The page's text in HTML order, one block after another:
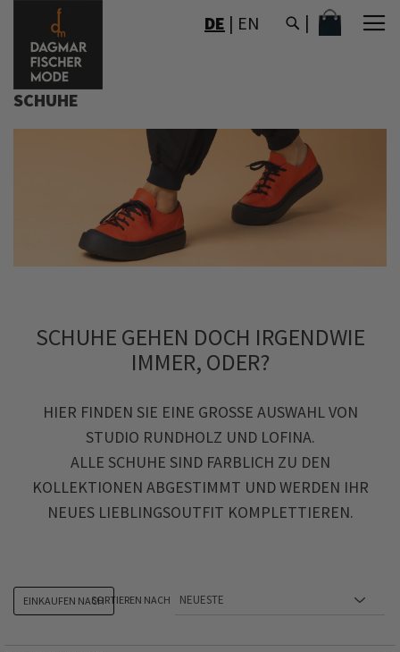
ZUM
DE | EN MEIN
SCHUHE
SCHUHE GEHEN DOCH IRGENDWIE
IMMER, ODER?
HIER FINDEN SIE EINE GROSSE AUSWAHL VON S
TUDIO RUNDHOLZ UND LOFINA.
ALLE SCHUHE SIND FARBLICH ZU DEN
KOLLEKTIONEN ABGESTIMMT UND WERDEN IHR
NEUES LIEBLINGSOUTFIT KOMPLETTIEREN.
SORTIEREN NACH
EINKAUFEN NACH